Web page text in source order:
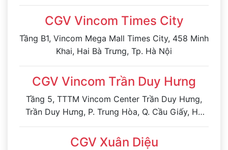
CGV Vincom Times City
Tầng B1, Vincom Mega Mall Times City, 458 Minh
Khai, Hai Bà Trưng, Tp. Hà Nội
CGV Vincom Trần Duy Hưng
Tầng 5, TTTM Vincom Center Trần Duy Hưng,
Trần Duy Hưng, P. Trung Hòa, Q. Cầu Giấy, Hà
Nội
CGV Xuân Diệu